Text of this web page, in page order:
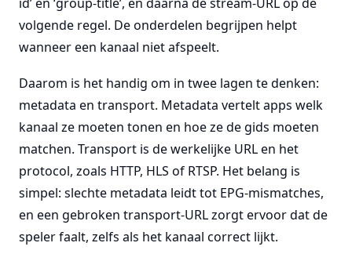
volgende regel. De onderdelen begrijpen helpt
wanneer een kanaal niet afspeelt.
Daarom is het handig om in twee lagen te denken:
metadata en transport. Metadata vertelt apps welk
kanaal ze moeten tonen en hoe ze de gids moeten
matchen. Transport is de werkelijke URL en het
protocol, zoals HTTP, HLS of RTSP. Het belang is
simpel: slechte metadata leidt tot EPG-mismatches,
en een gebroken transport-URL zorgt ervoor dat de
speler faalt, zelfs als het kanaal correct lijkt.